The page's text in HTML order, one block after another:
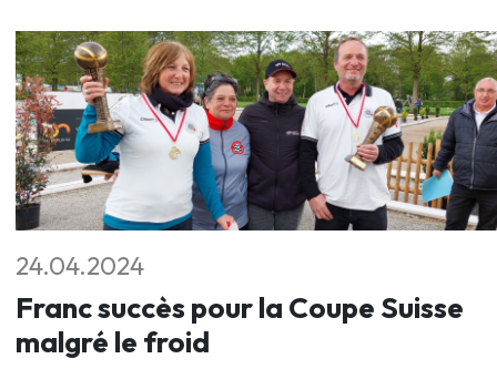
24.04.2024
Franc succès pour la Coupe Suisse
malgré le froid